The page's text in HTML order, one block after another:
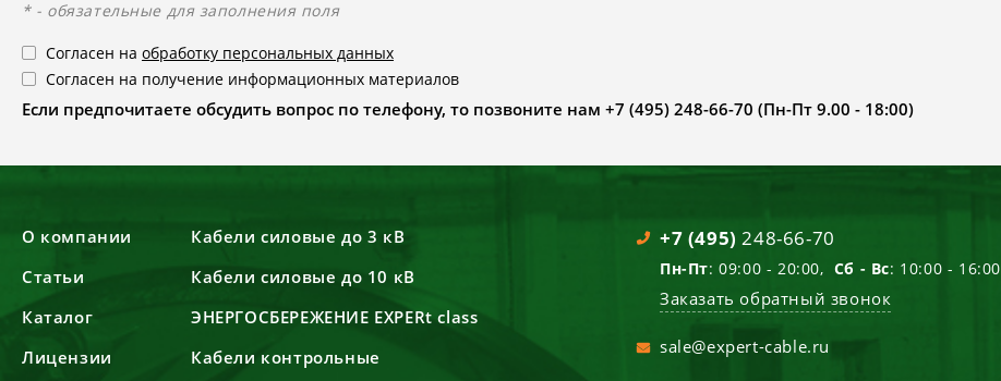
* - обязательные для заполнения поля
Согласен на обработку персональных данных
Согласен на получение информационных материалов
Если предпочитаете обсудить вопрос по телефону, то позвоните нам +7 (495) 248-66-70 (Пн-Пт 9.00 - 18:00)
О компании
Статьи
Каталог
Лицензии
Кабели силовые до 3 кВ
Кабели силовые до 10 кВ
ЭНЕРГОСБЕРЕЖЕНИЕ EXPERt class
Кабели контрольные
+7 (495) 248-66-70
Пн-Пт: 09:00 - 20:00, Сб - Вс: 10:00 - 16:00
Заказать обратный звонок
sale@expert-cable.ru